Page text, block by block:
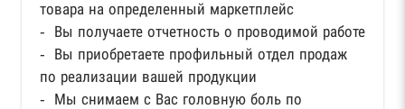
товара на определенный маркетплейс
- Вы получаете отчетность о проводимой работе
- Вы приобретаете профильный отдел продаж
по реализации вашей продукции
- Мы снимаем с Вас головную боль по